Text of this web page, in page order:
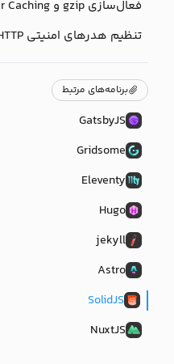
فعال‌سازی gzip و Browser Caching
تنظیم هدرهای امنیتی HTTP
برنامه‌های مرتبط
GatsbyJS
Gridsome
Eleventy
Hugo
jekyll
Astro
SolidJS
NuxtJS